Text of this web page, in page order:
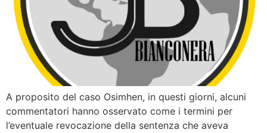
A proposito del caso Osimhen, in questi giorni, alcuni
commentatori hanno osservato come i termini per
l’eventuale revocazione della sentenza che aveva